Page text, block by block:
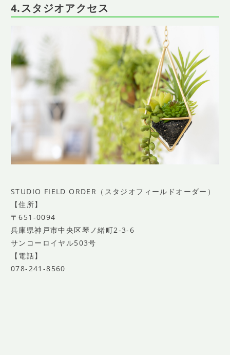
4.スタジオアクセス
STUDIO FIELD ORDER（スタジオフィールドオーダー）
【住所】
〒651-0094
兵庫県神戸市中央区琴ノ緒町2-3-6
サンコーロイヤル503号
【電話】
078-241-8560